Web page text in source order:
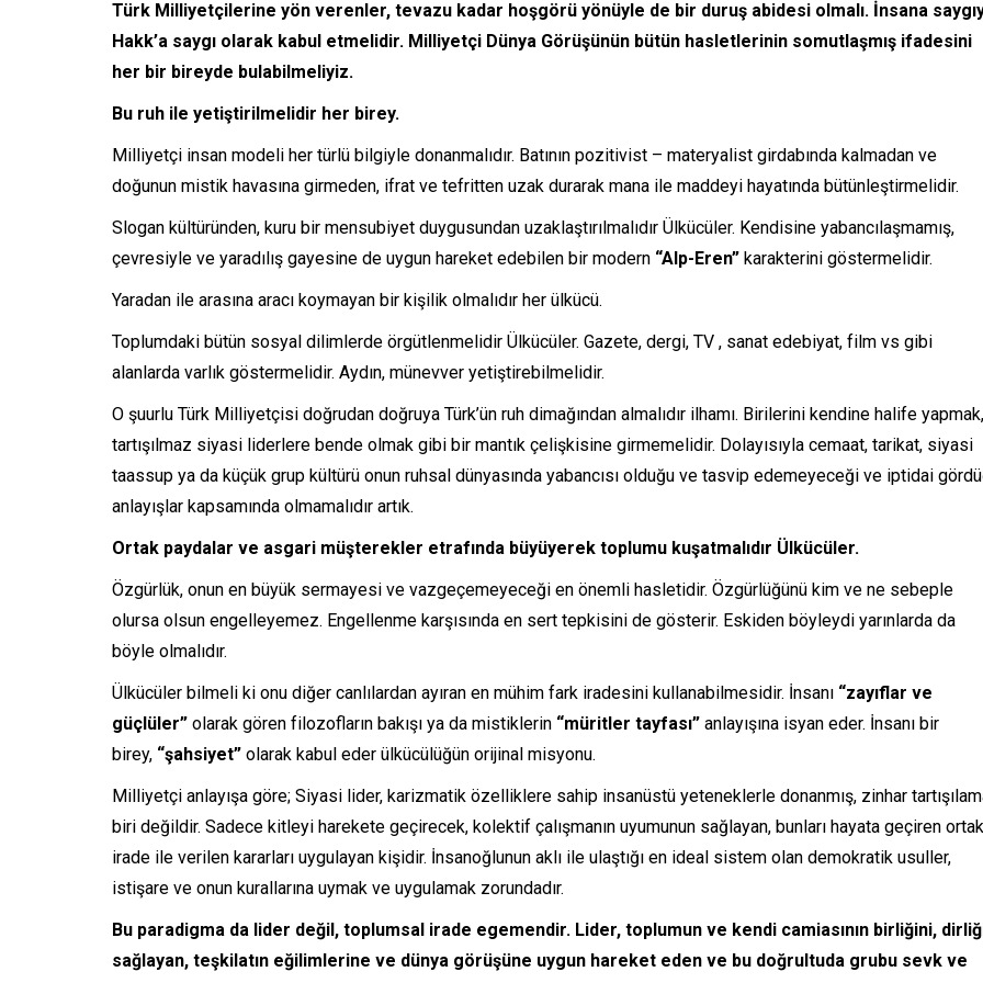
Türk Milliyetçilerine yön verenler, tevazu kadar hoşgörü yönüyle de bir duruş abidesi olmalı. İnsana
Hakk’a saygı olarak kabul etmelidir. Milliyetçi Dünya Görüşünün bütün hasletlerinin somutlaşmış ifadesini
her bir bireyde bulabilmeliyiz.
Bu ruh ile yetiştirilmelidir her birey.
Milliyetçi insan modeli her türlü bilgiyle donanmalıdır. Batının pozitivist – materyalist girdabında kalmadan ve
doğunun mistik havasına girmeden, ifrat ve tefritten uzak durarak mana ile maddeyi hayatında bütünleştirmelidir.
Slogan kültüründen, kuru bir mensubiyet duygusundan uzaklaştırılmalıdır Ülkücüler. Kendisine yabancılaşmamış,
çevresiyle ve yaradılış gayesine de uygun hareket edebilen bir modern “Alp-Eren” karakterini göstermelidir.
Yaradan ile arasına aracı koymayan bir kişilik olmalıdır her ülkücü.
Toplumdaki bütün sosyal dilimlerde örgütlenmelidir Ülkücüler. Gazete, dergi, TV , sanat edebiyat, film vs gibi
alanlarda varlık göstermelidir. Aydın, münevver yetiştirebilmelidir.
O şuurlu Türk Milliyetçisi doğrudan doğruya Türk’ün ruh dimağından almalıdır ilhamı. Birilerini kendine halife yapmak,
tartışılmaz siyasi liderlere bende olmak gibi bir mantık çelişkisine girmemelidir. Dolayısıyla cemaat, tarikat, siyasi
taassup ya da küçük grup kültürü onun ruhsal dünyasında yabancısı olduğu ve tasvip edemeyeceği ve iptidai
anlayışlar kapsamında olmamalıdır artık.
Ortak paydalar ve asgari müşterekler etrafında büyüyerek toplumu kuşatmalıdır Ülkücüler.
Özgürlük, onun en büyük sermayesi ve vazgeçemeyeceği en önemli hasletidir. Özgürlüğünü kim ve ne sebeple
olursa olsun engelleyemez. Engellenme karşısında en sert tepkisini de gösterir. Eskiden böyleydi yarınlarda da
böyle olmalıdır.
Ülkücüler bilmeli ki onu diğer canlılardan ayıran en mühim fark iradesini kullanabilmesidir. İnsanı “zayıflar ve
güçlüler” olarak gören filozofların bakışı ya da mistiklerin “müritler tayfası” anlayışına isyan eder. İnsanı bir
birey, “şahsiyet” olarak kabul eder ülkücülüğün orijinal misyonu.
Milliyetçi anlayışa göre; Siyasi lider, karizmatik özelliklere sahip insanüstü yeteneklerle donanmış, zinhar
biri değildir. Sadece kitleyi harekete geçirecek, kolektif çalışmanın uyumunun sağlayan, bunları hayata geçiren ortak
irade ile verilen kararları uygulayan kişidir. İnsanoğlunun aklı ile ulaştığı en ideal sistem olan demokratik usuller,
istişare ve onun kurallarına uymak ve uygulamak zorundadır.
Bu paradigma da lider değil, toplumsal irade egemendir. Lider, toplumun ve kendi camiasının birliğini,
sağlayan, teşkilatın eğilimlerine ve dünya görüşüne uygun hareket eden ve bu doğrultuda grubu sevk ve